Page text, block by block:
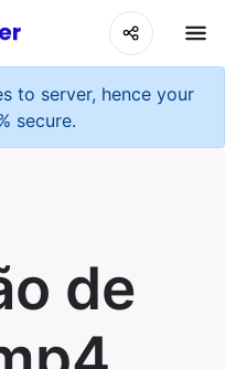
to server, hence your
secure.
de